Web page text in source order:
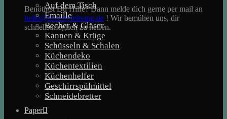
Benötigst Du Hilfe? Dann melde dich gerne per mail an
hello@lovestyleliving.de ! Wir bemühen uns, dir
schnellstmöglich zu helfen.
Auf dem Tisch
Emaille
Becher & Gläser
Kannen & Krüge
Schüsseln & Schalen
Küchendeko
Küchentextilien
Küchenhelfer
Geschirrspülmittel
Schneidebretter
Paper